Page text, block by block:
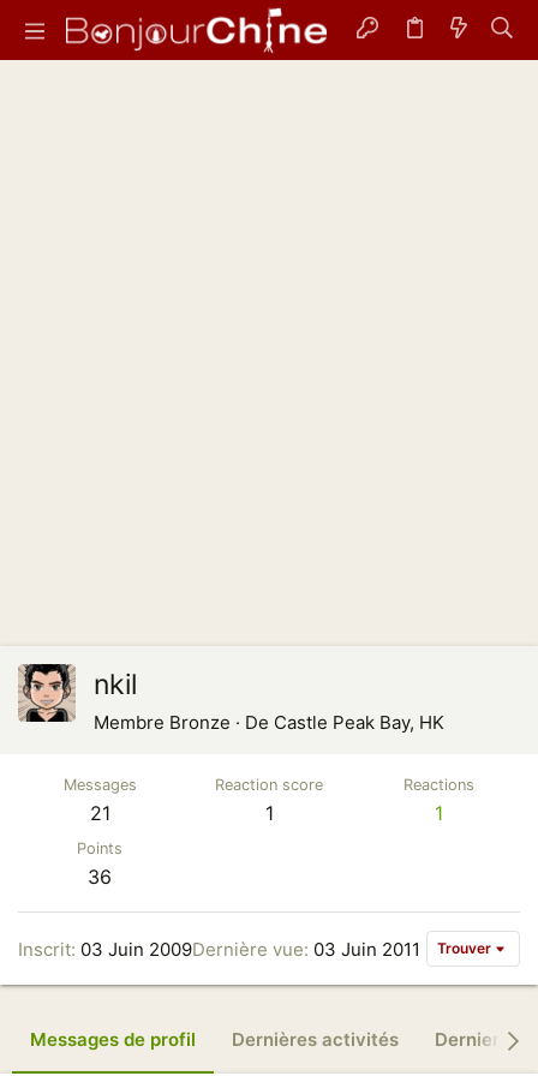
nkil
Membre Bronze · De Castle Peak Bay, HK
Messages
21
Reaction score
1
Reactions
1
Points
36
Inscrit 03 Juin 2009Dernière vue 03 Juin 2011 Trouver
Messages de profil Dernières activités Derniers